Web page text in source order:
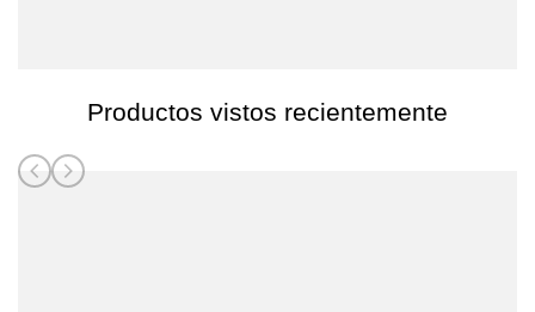
Productos vistos recientemente